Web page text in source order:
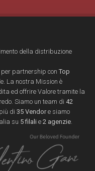
della distribuzione
partnership con Top
La nostra Mission è
ed offrire Valore tramite la
Siamo un team di 42
di 35 Vendore siamo
su 5 filali e 2 agenzie.